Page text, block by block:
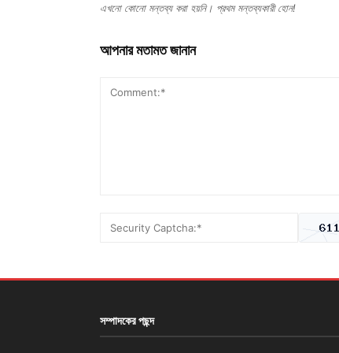
এখনো কোনো মন্তব্য করা হয়নি। প্রথম মন্তব্যকারী হোন!
আপনার মতামত জানান
সম্পাদকের পছন্দ